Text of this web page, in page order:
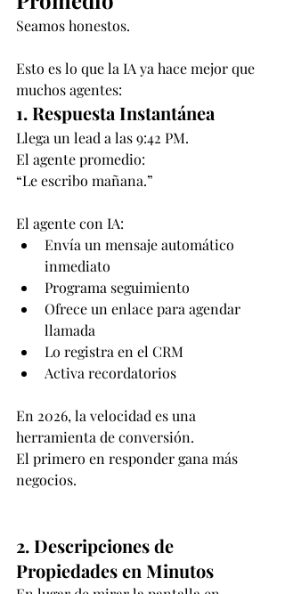
Seamos honestos.
Esto es lo que la IA ya hace mejor que
muchos agentes:
1. Respuesta Instantánea
Llega un lead a las 9:42 PM.
El agente promedio:
“Le escribo mañana.”
El agente con IA:
Envía un mensaje automático
inmediato
Programa seguimiento
Ofrece un enlace para agendar
llamada
Lo registra en el CRM
Activa recordatorios
En 2026, la velocidad es una
herramienta de conversión.
El primero en responder gana más
negocios.
2. Descripciones de
Propiedades en Minutos